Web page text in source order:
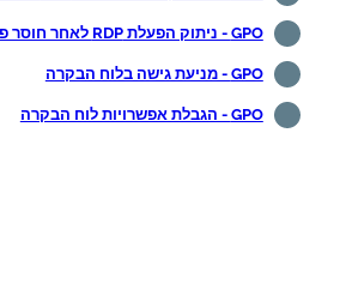
GPO - ניתוק הפעלת RDP לאחר חוסר פעילות
GPO - מניעת גישה בלוח הבקרה
GPO - הגבלת אפשרויות לוח הבקרה